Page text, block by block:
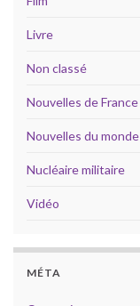
Livre
Non classé
Nouvelles de France
Nouvelles du monde
Nucléaire militaire
Vidéo
MÉTA